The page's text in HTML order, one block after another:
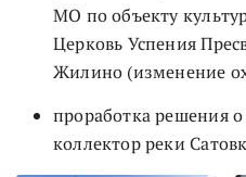
МО по объекту
Церковь Успения
Жилино (изменение
проработка решения
коллектор реки